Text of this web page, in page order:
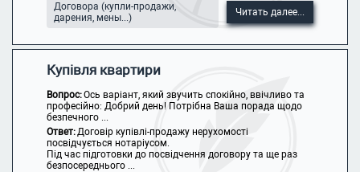
Договора (купли-продажи,
дарения, мены...)
Читать далее...
Купівля квартири
Вопрос:Ось варіант, який звучить спокійно, ввічливо та
професійно: Добрий день! Потрібна Ваша порада щодо
безпечного ...
Ответ:Договір купівлі-продажу нерухомості
посвідчується нотаріусом.
Під час підготовки до посвідчення договору та ще раз
безпосереднього ...